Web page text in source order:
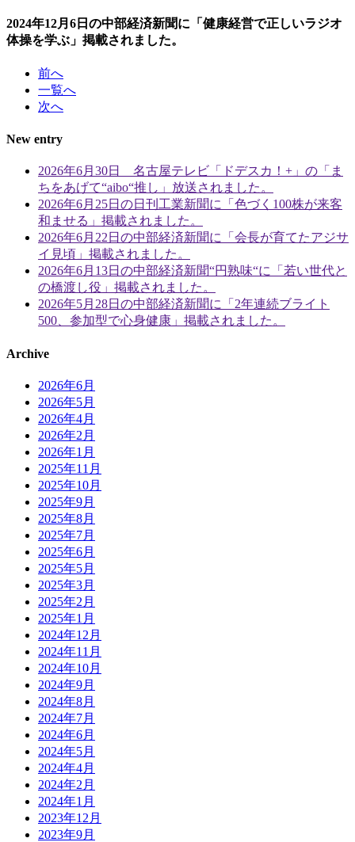
2024年12月6日の中部経済新聞に「健康経営で正しいラジオ
体操を学ぶ」掲載されました。
前へ
一覧へ
次へ
New entry
2026年6月30日 名古屋テレビ「ドデスカ！+」の「ま
ちをあげて“aibo“推し」放送されました。
2026年6月25日の日刊工業新聞に「色づく100株が来客
和ませる」掲載されました。
2026年6月22日の中部経済新聞に「会長が育てたアジサ
イ見頃」掲載されました。
2026年6月13日の中部経済新聞“円熟味“に「若い世代と
の橋渡し役」掲載されました。
2026年5月28日の中部経済新聞に「2年連続ブライト
500、参加型で心身健康」掲載されました。
Archive
2026年6月
2026年5月
2026年4月
2026年2月
2026年1月
2025年11月
2025年10月
2025年9月
2025年8月
2025年7月
2025年6月
2025年5月
2025年3月
2025年2月
2025年1月
2024年12月
2024年11月
2024年10月
2024年9月
2024年8月
2024年7月
2024年6月
2024年5月
2024年4月
2024年2月
2024年1月
2023年12月
2023年9月